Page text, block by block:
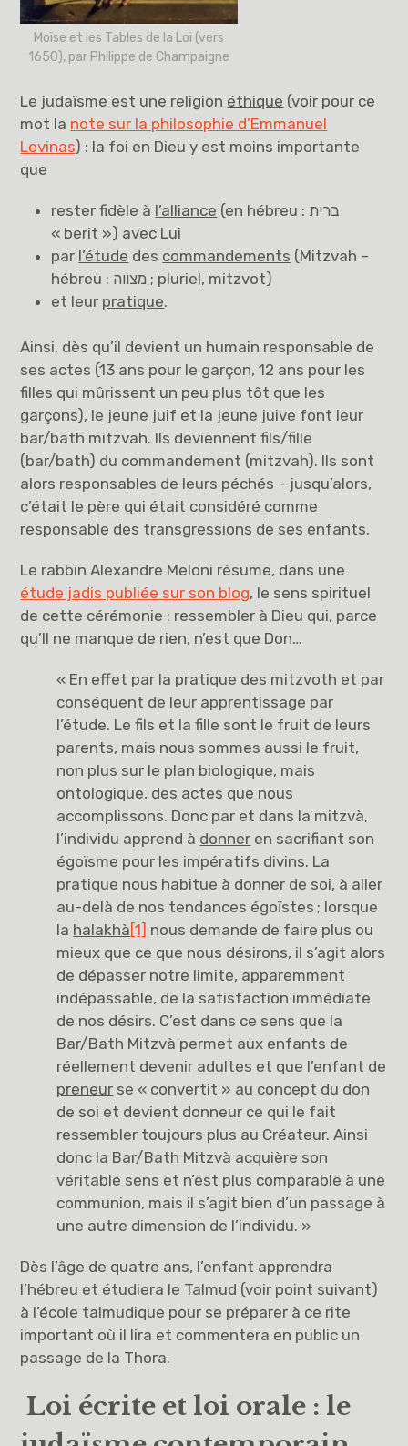
Moïse et les Tables de la Loi (vers
1650), par Philippe de Champaigne
Le judaïsme est une religion éthique (voir pour ce
mot la note sur la philosophie d’Emmanuel
Levinas) : la foi en Dieu y est moins importante
que
rester fidèle à l’alliance (en hébreu : ברית
« berit ») avec Lui
par l’étude des commandements (Mitzvah –
hébreu : מצווה ; pluriel, mitzvot)
et leur pratique.
Ainsi, dès qu’il devient un humain responsable de
ses actes (13 ans pour le garçon, 12 ans pour les
filles qui mûrissent un peu plus tôt que les
garçons), le jeune juif et la jeune juive font leur
bar/bath mitzvah. Ils deviennent fils/fille
(bar/bath) du commandement (mitzvah). Ils sont
alors responsables de leurs péchés – jusqu’alors,
c’était le père qui était considéré comme
responsable des transgressions de ses enfants.
Le rabbin Alexandre Meloni résume, dans une
étude jadis publiée sur son blog, le sens spirituel
de cette cérémonie : ressembler à Dieu qui, parce
qu’Il ne manque de rien, n’est que Don…
« En effet par la pratique des mitzvoth et par
conséquent de leur apprentissage par
l’étude. Le fils et la fille sont le fruit de leurs
parents, mais nous sommes aussi le fruit,
non plus sur le plan biologique, mais
ontologique, des actes que nous
accomplissons. Donc par et dans la mitzvà,
l’individu apprend à donner en sacrifiant son
égoïsme pour les impératifs divins. La
pratique nous habitue à donner de soi, à aller
au-delà de nos tendances égoïstes ; lorsque
la halakhà [1] nous demande de faire plus ou
mieux que ce que nous désirons, il s’agit alors
de dépasser notre limite, apparemment
indépassable, de la satisfaction immédiate
de nos désirs. C’est dans ce sens que la
Bar/Bath Mitzvà permet aux enfants de
réellement devenir adultes et que l’enfant de
preneur se « convertit » au concept du don
de soi et devient donneur ce qui le fait
ressembler toujours plus au Créateur. Ainsi
donc la Bar/Bath Mitzvà acquière son
véritable sens et n’est plus comparable à une
communion, mais il s’agit bien d’un passage à
une autre dimension de l’individu. »
Dès l’âge de quatre ans, l’enfant apprendra
l’hébreu et étudiera le Talmud (voir point suivant)
à l’école talmudique pour se préparer à ce rite
important où il lira et commentera en public un
passage de la Thora.
Loi écrite et loi orale : le